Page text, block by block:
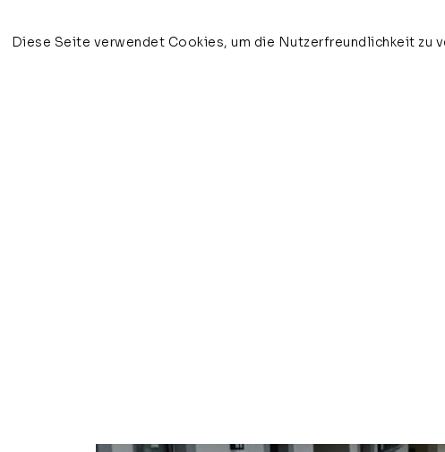
Diese Seite verwendet Cookies, um die Nutzerfreundlichkeit zu